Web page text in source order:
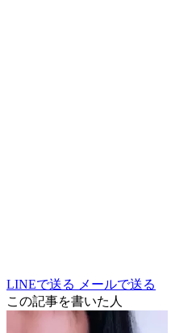
LINEで送る メールで送る
この記事を書いた人